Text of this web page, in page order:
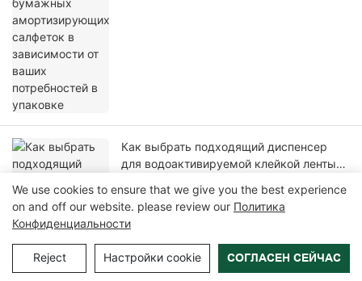
Как выбрать подходящий диспенсер
для водоактивируемой клейкой ленты
We use cookies to ensure that we give you the best experience
on and off our website. please review our Политика
Конфиденциальности
Reject Настройки cookie СОГЛАСЕН СЕЙЧАС